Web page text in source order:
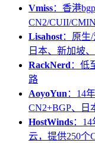
Vmiss：香港
CN2/CUII/
Lisahost：原生/
日本、新加坡
RackNerd：低
路
AoyoYun：14
CN2+BGP、日
HostWinds：
云，提供250个